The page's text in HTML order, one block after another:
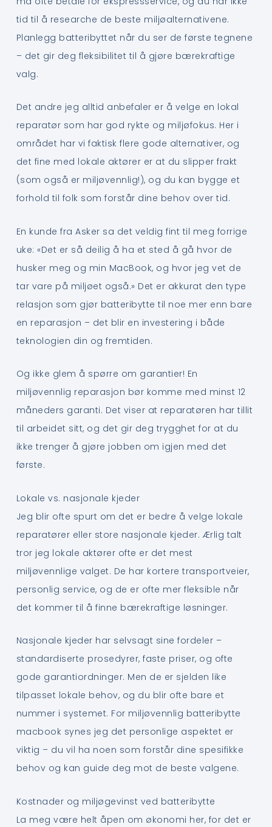
tid til å researche de beste miljøalternativene.
Planlegg batteribyttet når du ser de første tegnene
– det gir deg fleksibilitet til å gjøre bærekraftige
valg.
Det andre jeg alltid anbefaler er å velge en lokal
reparatør som har god rykte og miljøfokus. Her i
området har vi faktisk flere gode alternativer, og
det fine med lokale aktører er at du slipper frakt
(som også er miljøvennlig!), og du kan bygge et
forhold til folk som forstår dine behov over tid.
En kunde fra Asker sa det veldig fint til meg forrige
uke: «Det er så deilig å ha et sted å gå hvor de
husker meg og min MacBook, og hvor jeg vet de
tar vare på miljøet også.» Det er akkurat den type
relasjon som gjør batteribytte til noe mer enn bare
en reparasjon – det blir en investering i både
teknologien din og fremtiden.
Og ikke glem å spørre om garantier! En
miljøvennlig reparasjon bør komme med minst 12
måneders garanti. Det viser at reparatøren har tillit
til arbeidet sitt, og det gir deg trygghet for at du
ikke trenger å gjøre jobben om igjen med det
første.
Lokale vs. nasjonale kjeder
Jeg blir ofte spurt om det er bedre å velge lokale
reparatører eller store nasjonale kjeder. Ærlig talt
tror jeg lokale aktører ofte er det mest
miljøvennlige valget. De har kortere transportveier,
personlig service, og de er ofte mer fleksible når
det kommer til å finne bærekraftige løsninger.
Nasjonale kjeder har selvsagt sine fordeler –
standardiserte prosedyrer, faste priser, og ofte
gode garantiordninger. Men de er sjelden like
tilpasset lokale behov, og du blir ofte bare et
nummer i systemet. For miljøvennlig batteribytte
macbook synes jeg det personlige aspektet er
viktig – du vil ha noen som forstår dine spesifikke
behov og kan guide deg mot de beste valgene.
Kostnader og miljøgevinst ved batteribytte
La meg være helt åpen om økonomi her, for det er